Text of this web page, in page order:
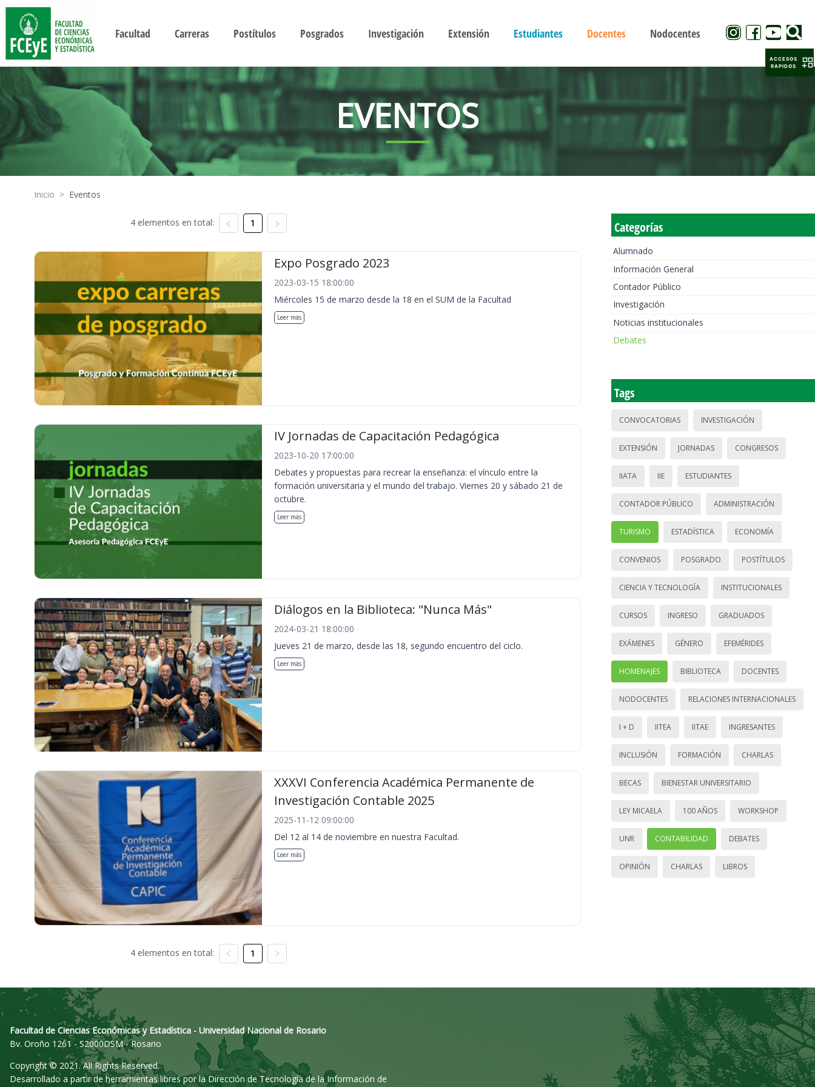
Facultad Carreras Postítulos Posgrados Investigación Extensión Estudiantes Docentes Nodocentes
EVENTOS
Inicio > Eventos
4 elementos en total: 1
Expo Posgrado 2023
2023-03-15 18:00:00
Miércoles 15 de marzo desde la 18 en el SUM de la Facultad
Leer más
IV Jornadas de Capacitación Pedagógica
2023-10-20 17:00:00
Debates y propuestas para recrear la enseñanza: el vínculo entre la
formación universitaria y el mundo del trabajo. Viernes 20 y sábado 21 de
octubre.
Leer más
Diálogos en la Biblioteca: "Nunca Más"
2024-03-21 18:00:00
Jueves 21 de marzo, desde las 18, segundo encuentro del ciclo.
Leer más
XXXVI Conferencia Académica Permanente de
Investigación Contable 2025
2025-11-12 09:00:00
Del 12 al 14 de noviembre en nuestra Facultad.
Leer más
4 elementos en total: 1
Categorías
Alumnado
Información General
Contador Público
Investigación
Noticias institucionales
Debates
Tags
CONVOCATORIAS INVESTIGACIÓN
EXTENSIÓN JORNADAS CONGRESOS
IIATA IIE ESTUDIANTES
CONTADOR PÚBLICO ADMINISTRACIÓN
TURISMO ESTADÍSTICA ECONOMÍA
CONVENIOS POSGRADO POSTÍTULOS
CIENCIA Y TECNOLOGÍA INSTITUCIONALES
CURSOS INGRESO GRADUADOS
EXÁMENES GÉNERO EFEMÉRIDES
HOMENAJES BIBLIOTECA DOCENTES
NODOCENTES RELACIONES INTERNACIONALES
I + D IITEA IITAE INGRESANTES
INCLUSIÓN FORMACIÓN CHARLAS
BECAS BIENESTAR UNIVERSITARIO
LEY MICAELA 100 AÑOS WORKSHOP
UNR CONTABILIDAD DEBATES
OPINIÓN CHARLAS LIBROS
Facultad de Ciencias Económicas y Estadística - Universidad Nacional de Rosario
Bv. Oroño 1261 - S2000DSM - Rosario
Copyright © 2021. All Rights Reserved.
Desarrollado a partir de herramientas libres por la Dirección de Tecnología de la Información de
ACCESOS
RAPIDOS